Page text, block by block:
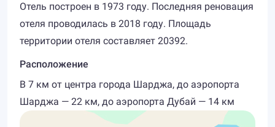
Отель построен в 1973 году. Последняя реновация
отеля проводилась в 2018 году. Площадь
территории отеля составляет 20392.
Расположение
В 7 км от центра города Шарджа, до аэропорта
Шарджа — 22 км, до аэропорта Дубай — 14 км